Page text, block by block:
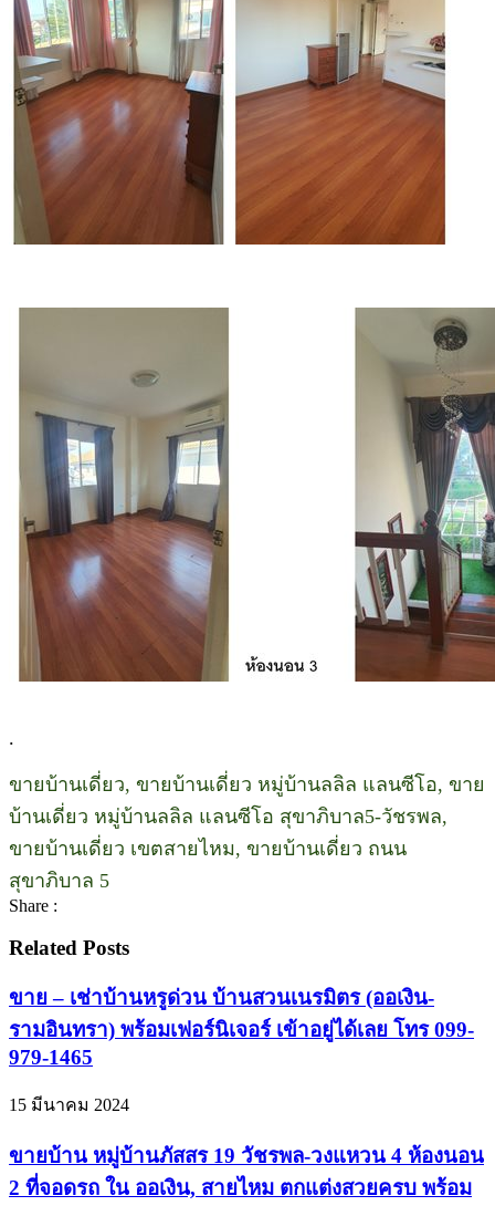
.
ขายบ้านเดี่ยว, ขายบ้านเดี่ยว หมู่บ้านลลิล แลนซีโอ, ขาย
บ้านเดี่ยว หมู่บ้านลลิล แลนซีโอ สุขาภิบาล5-วัชรพล,
ขายบ้านเดี่ยว เขตสายไหม, ขายบ้านเดี่ยว ถนน
สุขาภิบาล 5
Share :
Related Posts
ขาย – เช่าบ้านหรูด่วน บ้านสวนเนรมิตร (ออเงิน-
รามอินทรา) พร้อมเฟอร์นิเจอร์ เข้าอยู่ได้เลย โทร 099-
979-1465
15 มีนาคม 2024
ขายบ้าน หมู่บ้านภัสสร 19 วัชรพล-วงแหวน 4 ห้องนอน
2 ที่จอดรถ ใน ออเงิน, สายไหม ตกแต่งสวยครบ พร้อม